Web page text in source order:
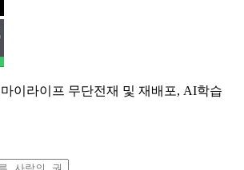
이라이프 무단전재 및 재배포, AI학습